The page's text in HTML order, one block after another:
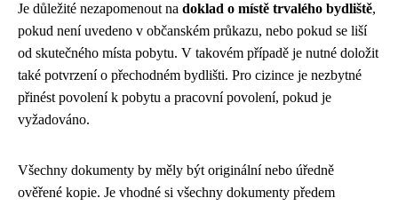
Je důležité nezapomenout na doklad o místě trvalého bydliště,
pokud není uvedeno v občanském průkazu, nebo pokud se liší
od skutečného místa pobytu. V takovém případě je nutné doložit
také potvrzení o přechodném bydlišti. Pro cizince je nezbytné
přinést povolení k pobytu a pracovní povolení, pokud je
vyžadováno.
Všechny dokumenty by měly být originální nebo úředně
ověřené kopie. Je vhodné si všechny dokumenty předem